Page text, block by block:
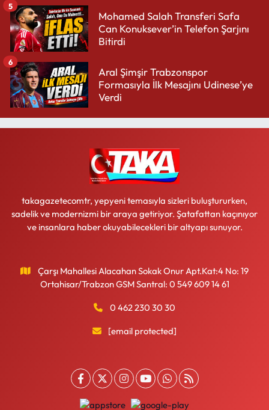
Mohamed Salah Transferi Safa
Can Konuksever’in Telefon Şarjını
Bitirdi
5
Aral Şimşir Trabzonspor
Formasıyla İlk Mesajını Udinese’ye
Verdi
6
takagazetecomtr, yepyeni temasıyla sizleri buluştururken,
sadelik ve modernizmi bir araya getiriyor. Şatafattan kaçınıyor
ve insanlara haber okuyabilecekleri bir altyapı sunuyor.
Çarşı Mahallesi Alacahan Sokak Onur Apt.Kat:4 No: 19
Ortahisar/Trabzon GSM Santral: 0 549 609 14 61
0 462 230 30 30
[email protected]